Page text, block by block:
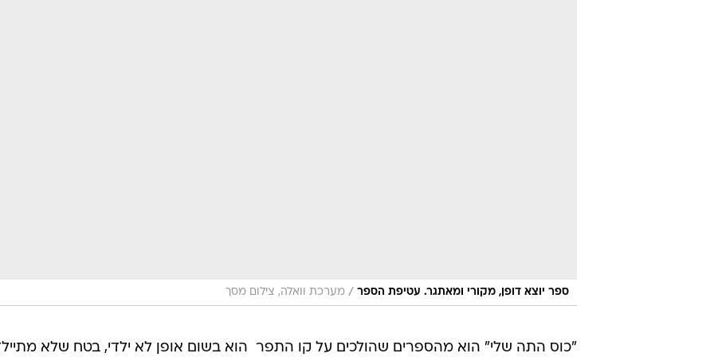
ספר יוצא דופן, מקורי ומאתגר. עטיפת הספר / מערכת וואלה, צילום מסך
"כוס התה שלי" הוא מהספרים שהולכים על קו התפר  הוא בשום אופן לא ילדי, בטח שלא